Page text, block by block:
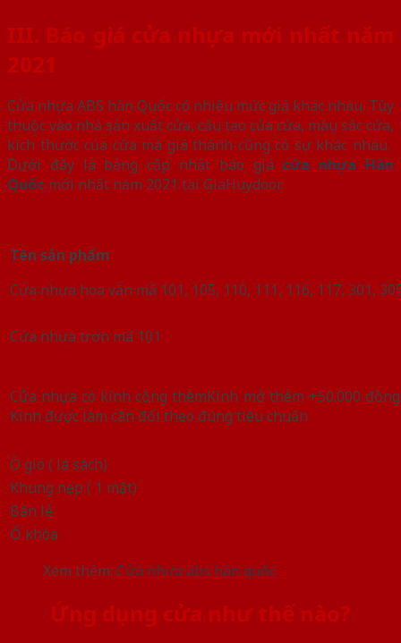
III. Báo giá cửa nhựa mới nhất năm
2021
Cửa nhựa ABS hàn Quốc có nhiều mức giá khác nhau. Tùy
thuộc vào nhà sản xuất cửa, cấu tạo của cửa, màu sắc cửa,
kích thước của cửa mà giá thành cũng có sự khác nhau.
Dưới đây là bảng cập nhật báo giá cửa nhựa Hàn
Quốc mới nhất năm 2021 tại GiaHuydoor.
Tên sản phẩm
Cửa nhựa hoa văn mã 101, 105, 110, 111, 116, 117, 301,
Cửa nhựa trơn mã 101
Cửa nhựa có kính cộng thêmKính mở thêm +50.000
Kính được làm cân đối theo đúng tiêu chuẩn
Ô gió ( lá sách)
Khung nẹp ( 1 mặt)
Bán lẻ
Ổ khóa
Xem thêm: Cửa nhựa abs hàn quốc
Ứng dụng cửa như thế nào?